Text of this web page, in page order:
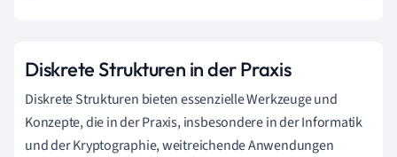
Diskrete Strukturen in der Praxis
Diskrete Strukturen bieten essenzielle Werkzeuge und
Konzepte, die in der Praxis, insbesondere in der Informatik
und der Kryptographie, weitreichende Anwendungen